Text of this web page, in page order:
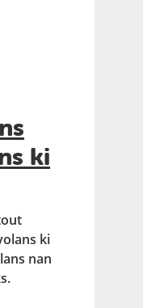
ki
ki
nan